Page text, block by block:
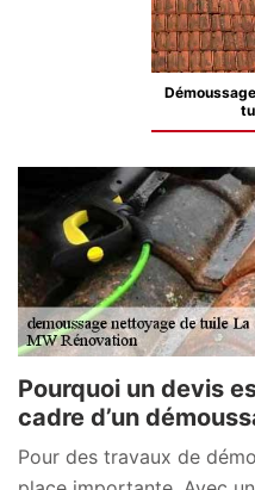
Pourquoi un devis
cadre d’un
Pour des travaux de